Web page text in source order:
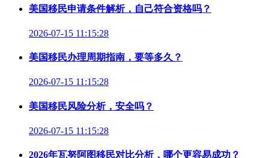
美国移民申请条件解析，自己符合资格吗？
2026-07-15 11:15:28
美国移民办理周期指南，要等多久？
2026-07-15 11:15:28
美国移民风险分析，安全吗？
2026-07-15 11:15:28
2026年瓦努阿图移民对比分析，哪个更容易成功？